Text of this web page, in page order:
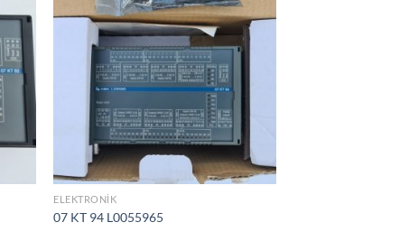
ELEKTRONIK
07 KT 94 L0055965